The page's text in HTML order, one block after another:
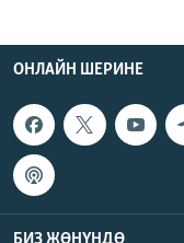
ОНЛАЙН ШЕРИНЕ